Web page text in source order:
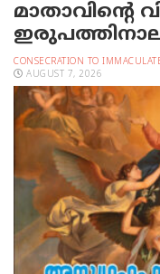
മാതാവിന്റെ
CONSECRATION TO
AUGUST 7, 2026